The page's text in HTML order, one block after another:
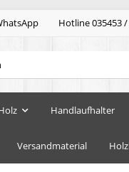
Hotline 035453
Handlaufhalter
Versandmaterial